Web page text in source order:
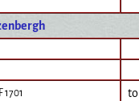
1701 to